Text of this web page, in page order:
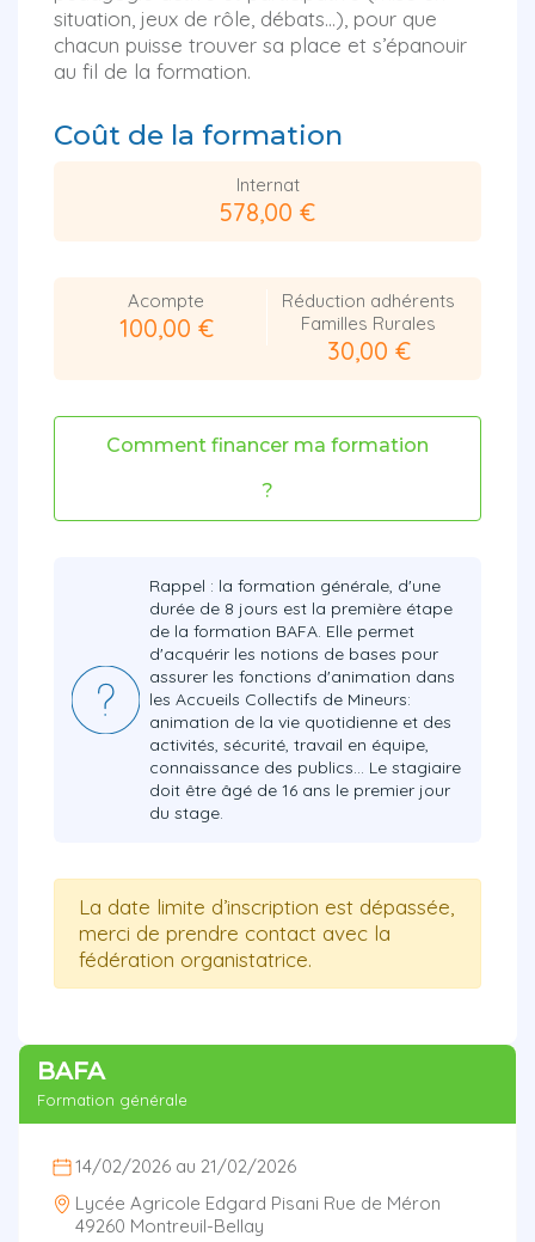
situation, jeux de rôle, débats…), pour que
chacun puisse trouver sa place et s’épanouir
au fil de la formation.
Coût de la formation
Internat
578,00 €
Acompte
100,00 €
Réduction adhérents
Familles Rurales
30,00 €
Comment financer ma formation
?
Rappel : la formation générale, d'une
durée de 8 jours est la première étape
de la formation BAFA. Elle permet
d'acquérir les notions de bases pour
assurer les fonctions d'animation dans
les Accueils Collectifs de Mineurs:
animation de la vie quotidienne et des
activités, sécurité, travail en équipe,
connaissance des publics… Le stagiaire
doit être âgé de 16 ans le premier jour
du stage.
La date limite d’inscription est dépassée,
merci de prendre contact avec la
fédération organistatrice.
BAFA
Formation générale
14/02/2026 au 21/02/2026
Lycée Agricole Edgard Pisani Rue de Méron
49260 Montreuil-Bellay